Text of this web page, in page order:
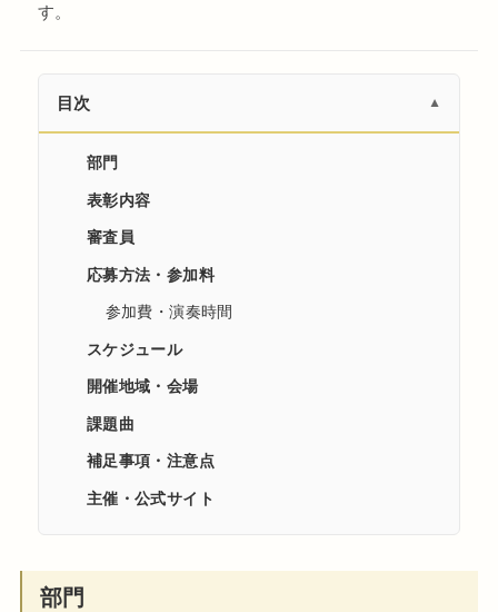
す。
目次 ▼
部門
表彰内容
審査員
応募方法・参加料
参加費・演奏時間
スケジュール
開催地域・会場
課題曲
補足事項・注意点
主催・公式サイト
部門